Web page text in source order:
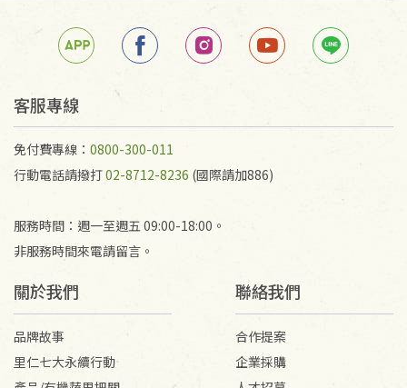
若未保持原包裝方式或未使用原箱退回，導致書籍有
任何折損、磨損、污損或凹角，將不接受退貨，也不
不接受退貨之手抄稿，為敬重法寶故，里仁網購無法
代為結緣處理等。 若需將手抄稿寄還給消費者，因而
產生的運費100元/箱將由消費者負擔。
客服專線
免付費專線： 0800-300-011
行動電話請撥打02-8712-8236 (國際請加886)
服務時間：週一至週五 09:00-18:00。
非服務時間來電請留言。
關於我們
品牌故事
里仁七大永續行動
聯絡我們
合作提案
企業採購